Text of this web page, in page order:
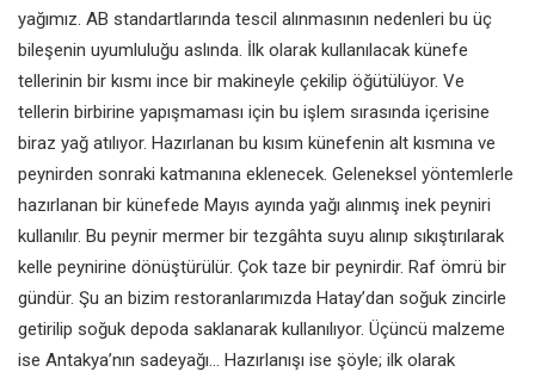
yağımız. AB standartlarında tescil alınmasının nedenleri bu üç
bileşenin uyumluluğu aslında. İlk olarak kullanılacak künefe
tellerinin bir kısmı ince bir makineyle çekilip öğütülüyor. Ve
tellerin birbirine yapışmaması için bu işlem sırasında içerisine
biraz yağ atılıyor. Hazırlanan bu kısım künefenin alt kısmına ve
peynirden sonraki katmanına eklenecek. Geleneksel yöntemlerle
hazırlanan bir künefede Mayıs ayında yağı alınmış inek peyniri
kullanılır. Bu peynir mermer bir tezgâhta suyu alınıp sıkıştırılarak
kelle peynirine dönüştürülür. Çok taze bir peynirdir. Raf ömrü bir
gündür. Şu an bizim restoranlarımızda Hatay’dan soğuk zincirle
getirilip soğuk depoda saklanarak kullanılıyor. Üçüncü malzeme
ise Antakya’nın sadeyağı... Hazırlanışı ise şöyle; ilk olarak